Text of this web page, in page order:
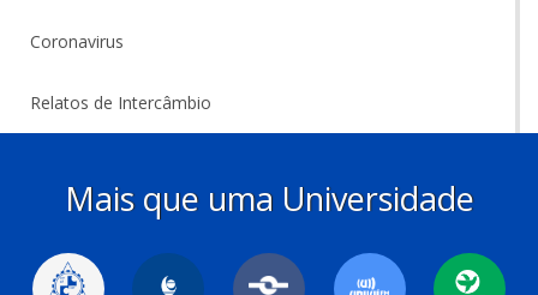
Coronavirus
Relatos de Intercâmbio
Mais que uma Universidade